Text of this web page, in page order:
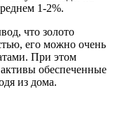
1-2%.
что золото
его можно очень
При этом
обеспеченные
из дома.